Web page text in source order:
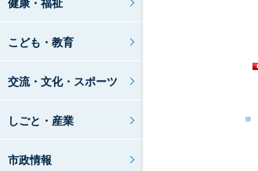
健康・福祉
こども・教育
交流・文化・スポーツ
しごと・産業
市政情報